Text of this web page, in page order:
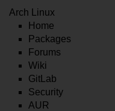
Arch Linux
Home
Packages
Forums
Wiki
GitLab
Security
AUR